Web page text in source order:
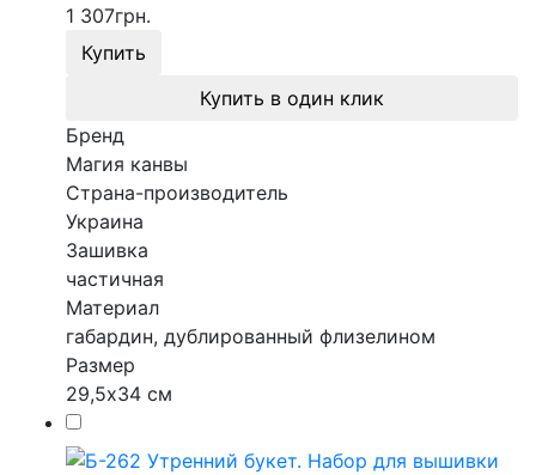
1 307грн.
Купить
Купить в один клик
Бренд
Магия канвы
Страна-производитель
Украина
Зашивка
частичная
Материал
габардин, дублированный флизелином
Размер
29,5х34 см